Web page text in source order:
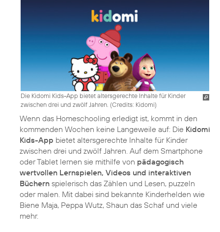
Die Kidomi Kids-App bietet altersgerechte Inhalte für Kinder
zwischen drei und zwölf Jahren. (Credits: Kidomi)
Wenn das Homeschooling erledigt ist, kommt in den
kommenden Wochen keine Langeweile auf: Die Kidomi
Kids-App bietet altersgerechte Inhalte für Kinder
zwischen drei und zwölf Jahren. Auf dem Smartphone
oder Tablet lernen sie mithilfe von pädagogisch
wertvollen Lernspielen, Videos und interaktiven
Büchern spielerisch das Zählen und Lesen, puzzeln
oder malen. Mit dabei sind bekannte Kinderhelden wie
Biene Maja, Peppa Wutz, Shaun das Schaf und viele
mehr.